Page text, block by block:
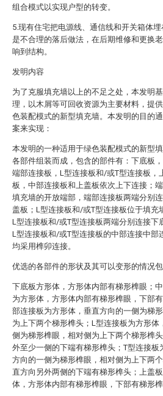
组合模式以实现户型的转变。
5.现有住宅把电源线、通信线和开关箱体
是不合理的落后做法，在后期维修和更换
响到结构。
发明内容
为了克服填充墙以上的不足之处，本发明
理，以木屑等可回收资源为主要材料，提
色装配模式的新型填充墙。本发明的目的
案来实现：
本发明的一种适用于绿色装配模式的新型
各部件组装而成，包含的部件有：下底板
端部连接板，L型连接板和/或T型连接板，
板，中部连接板和上盖板依次上下连接；
填充墙的开放端部，端部连接板两端分别
盖板；L型连接板和/或T型连接板位于填充
L型连接板和/或T型连接板两端分别连接下
L型连接板和/或T型连接板的中部连接中部
均采用榫卯连接。
优选的各部件的形状及其可以变形的情况包
下底板方形体，方形体内部有梯形榫眼；
为方形体，方形体内部有梯形榫眼，下部
部连接板为方形体，垂直方向的一侧为梯
为上下两个梯形榫头；L型连接板为方形体
侧为梯形榫眼，相对侧为上下两个梯形榫
外至少一侧的下端有梯形榫头；T型连接板
方向的一侧为梯形榫眼，相对侧为上下两
直方向另外两侧的下端有梯形榫头；上盖
体，方形体内部有梯形榫眼，下部有梯形榫